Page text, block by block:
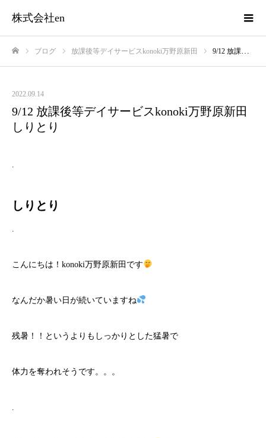
株式会社en
ブログ 放課後等デイサービスkonoki万野原新田 9/12 放課後等デイサービスkonoki万野原新田 しりとり
2022.09.14
9/12 放課後等デイサービスkonoki万野原新田
しりとり
.
しりとり
.
こんにちは！konoki万野原新田です
なんだか暑い日が続いていますね
残暑！！というよりもしっかりとした猛暑で
体力を奪われそうです。。。
.